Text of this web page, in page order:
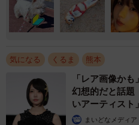
気になる くるま 熊本
「レア画像か
幻想的だと話
いアーティスト
まいどなメディア